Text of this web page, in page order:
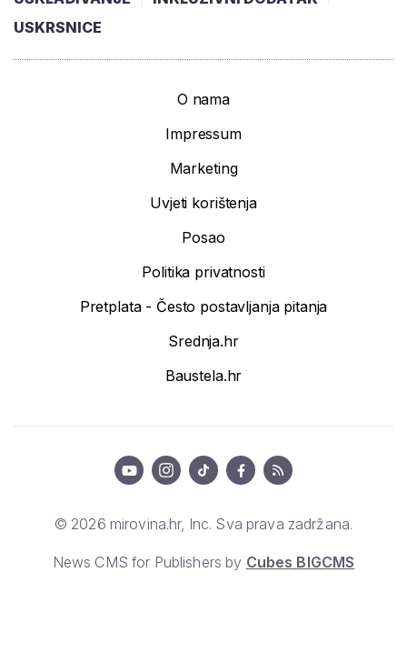
USKRSNICE
O nama
Impressum
Marketing
Uvjeti korištenja
Posao
Politika privatnosti
Pretplata - Često postavljanja pitanja
Srednja.hr
Baustela.hr
© 2026 mirovina.hr, Inc. Sva prava zadržana.
News CMS for Publishers by Cubes BIGCMS